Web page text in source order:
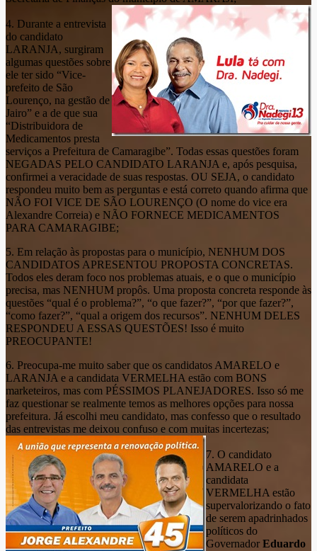
4. Durante a entrevista
do candidato
LARANJA, surgiram
algumas questões sobre
ele ter sido “Vice-
prefeito de São
Lourenço, na gestão de
Jairo” e a de que sua
“Distribuidora de
Medicamentos presta
serviços a Prefeitura de Camaragibe”. Todas essas questões foram
NEGADAS PELO CANDIDATO LARANJA e, após pesquisa,
confirmei a veracidade de suas respostas. OU SEJA, o candidato
respondeu muito bem as perguntas e está correto quando afirma que
NÃO FOI VICE DE SÃO LOURENÇO (O nome do vice era
Alexandre Correia) e NÃO FORNECE MEDICAMENTOS
PARA CAMARAGIBE;
5. Em relação às propostas para o município, NENHUM DOS
CANDIDATOS APRESENTOU PROPOSTA CONCRETAS.
Todos eles deram foco nos problemas atuais, e o que o município
precisa, mas NENHUM propôs. Uma proposta concreta responde às
questões “qual é o problema?”, “o que fazer?”, “por que fazer?”,
“como fazer?”, “qual a origem dos recursos”. NENHUM DELES
RESPONDEU A ESSAS QUESTÕES! Isso é muito
PREOCUPANTE!
6. Preocupa-me muito saber que os candidatos AMARELO e
LARANJA e a candidata VERMELHA estão com BONS
marketeiros, mas com PÉSSIMOS PLANEJADORES. Isso só me
faz questionar se realmente temos as melhores opções para nossa
prefeitura. Já escolhi meu candidato, mas confesso que o resultado
das entrevistas me deixou confuso e com muitas incertezas;
7. O candidato
AMARELO e a
candidata
VERMELHA estão
supervalorizando o fato
de serem apadrinhados
políticos do
Governador Eduardo